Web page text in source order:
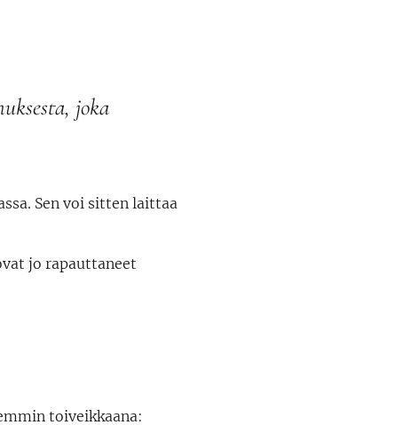
joka
Sen voi sitten laittaa
jo rapauttaneet
toiveikkaana: